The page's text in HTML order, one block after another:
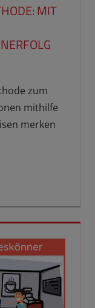
MIT
zum
mithilfe
merken